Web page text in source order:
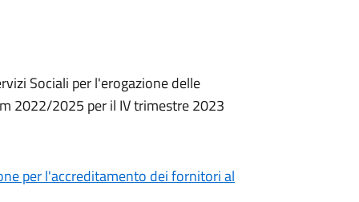
Sociali per l'erogazione delle
2022/2025 per il IV trimestre 2023
per l'accreditamento dei fornitori al